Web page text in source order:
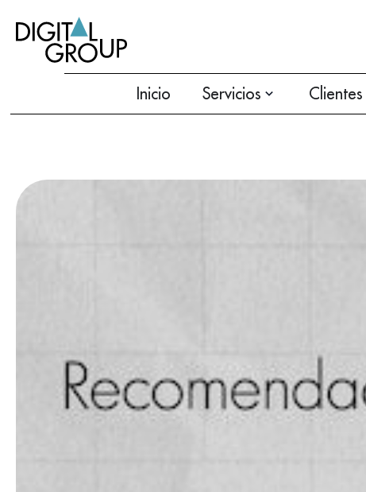
Inicio Servicios